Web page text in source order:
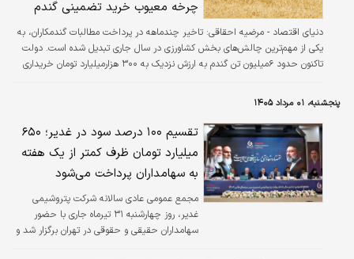
انتخاب…
چرخه معیوب خرید تضمینی گندم
دنیای اقتصاد - مرضیه احقاقی: تاخیر چندماهه در پرداخت مطالبات گندمکاران، به
یکی از مهم‌ترین چالش‌های بخش کشاورزی در سال جاری تبدیل شده است. دولت
تاکنون حدود ۶‌میلیون تن گندم به ارزش نزدیک به ۳۰۰ هزار‌میلیارد تومان خریداری
۹۳ هزار‌میلیارد تومان، یعنی کمتر از یک‌سوم مطالبات، به کشاورزان پرداخت شده
است. این تاخیر، علاوه بر تشدید فشار نقدینگی بر تولیدکنندگان، سازوکار خرید
تضمینی را نیز با اختلال مواجه کرده است؛ زیرا هنگامی که خریدار انحصاری به…
پنجشنبه، ۰۱ مرداد ۱۴۰۵
تقسیم ۱۰۰ درصد سود در غدیر؛ ۶۵۰
میلیارد تومان ظرف کمتر از یک هفته
به سهامداران پرداخت می‌شود
مجمع عمومی عادی سالانه شرکت پتروشیمی
غدیر، روز چهارشنبه ۳۱ تیرماه جاری با حضور
سهامداران حقیقی و حقوقی در تهران برگزار شد و